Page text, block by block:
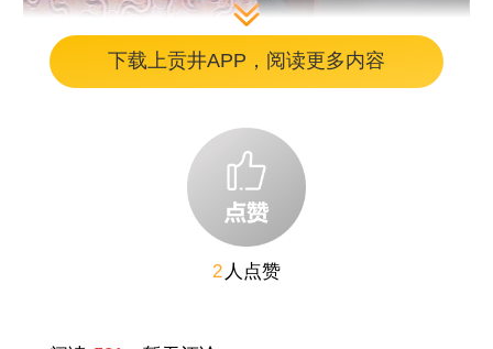
黄永剑很少在病人面前急。
下载上贡井APP，阅读更多内容
2 人点赞